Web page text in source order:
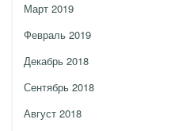
Март 2019
Февраль 2019
Декабрь 2018
Сентябрь 2018
Август 2018